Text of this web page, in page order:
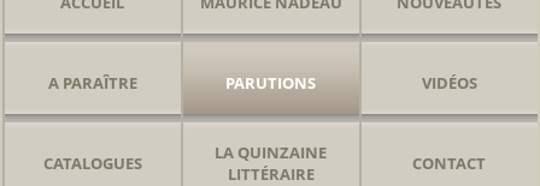
A PARAÎTRE PARUTIONS VIDÉOS
CATALOGUES
LA QUINZAINE
LITTÉRAIRE
CONTACT